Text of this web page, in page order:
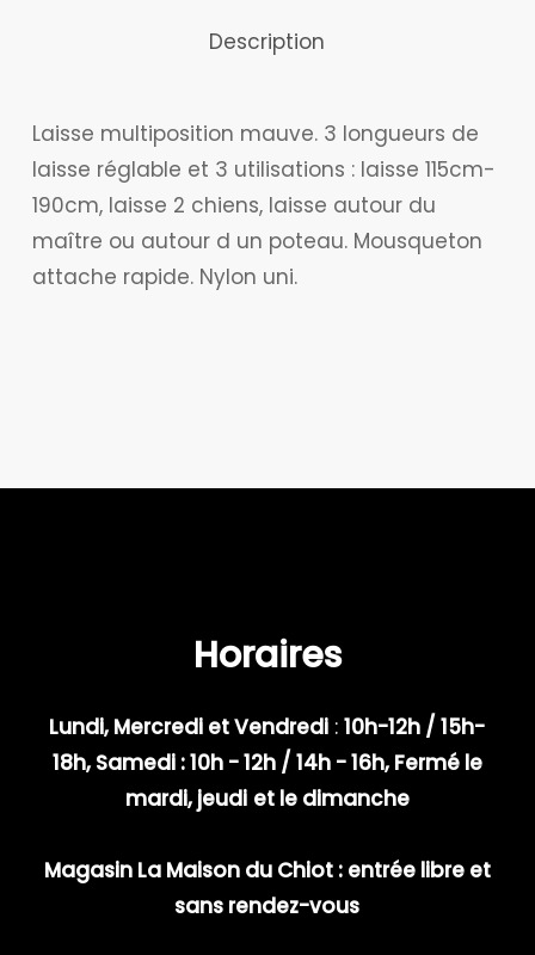
Description
Laisse multiposition mauve. 3 longueurs de
laisse réglable et 3 utilisations : laisse 115cm-
190cm, laisse 2 chiens, laisse autour du
maître ou autour d un poteau. Mousqueton
attache rapide. Nylon uni.
Horaires
Lundi, Mercredi et Vendredi :10h-12h / 15h-
18h, Samedi : 10h - 12h / 14h - 16h, Fermé le
mardi, jeudi et le dimanche
Magasin La Maison du Chiot : entrée libre et
sans rendez-vous